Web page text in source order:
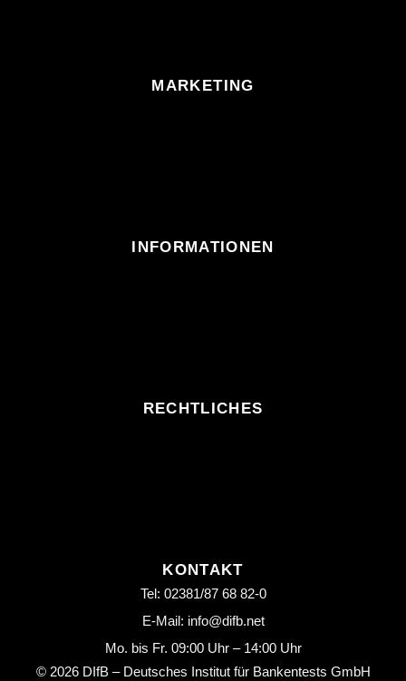
MARKETING
INFORMATIONEN
RECHTLICHES
KONTAKT
Tel: 02381/87 68 82-0
E-Mail: info@difb.net
Mo. bis Fr. 09:00 Uhr – 14:00 Uhr
© 2026 DIfB – Deutsches Institut für Bankentests GmbH